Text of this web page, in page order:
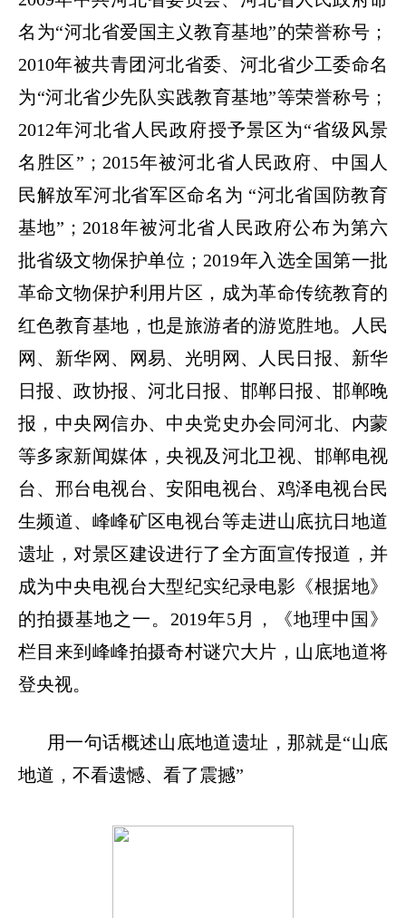
名为“河北省爱国主义教育基地”的荣誉称号；
2010年被共青团河北省委、河北省少工委命名
为“河北省少先队实践教育基地”等荣誉称号；
2012年河北省人民政府授予景区为“省级风景
名胜区”；2015年被河北省人民政府、中国人
民解放军河北省军区命名为 “河北省国防教育
基地”；2018年被河北省人民政府公布为第六
批省级文物保护单位；2019年入选全国第一批
革命文物保护利用片区，成为革命传统教育的
红色教育基地，也是旅游者的游览胜地。人民
网、新华网、网易、光明网、人民日报、新华
日报、政协报、河北日报、邯郸日报、邯郸晚
报，中央网信办、中央党史办会同河北、内蒙
等多家新闻媒体，央视及河北卫视、邯郸电视
台、邢台电视台、安阳电视台、鸡泽电视台民
生频道、峰峰矿区电视台等走进山底抗日地道
遗址，对景区建设进行了全方面宣传报道，并
成为中央电视台大型纪实纪录电影《根据地》
的拍摄基地之一。2019年5月，《地理中国》
栏目来到峰峰拍摄奇村谜穴大片，山底地道将
登央视。
用一句话概述山底地道遗址，那就是“山底
地道，不看遗憾、看了震撼”